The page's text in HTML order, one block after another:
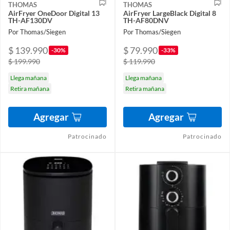
THOMAS
AirFryer OneDoor Digital 13
TH-AF130DV
Por Thomas/Siegen
$ 139.990 -30%
$ 199.990
Llega mañana
Retira mañana
Agregar
Patrocinado
THOMAS
AirFryer LargeBlack Digital 8
TH-AF80DNV
Por Thomas/Siegen
$ 79.990 -33%
$ 119.990
Llega mañana
Retira mañana
Agregar
Patrocinado